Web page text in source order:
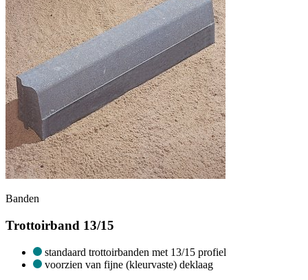
Banden
Trottoirband 13/15
standaard trottoirbanden met 13/15 profiel
voorzien van fijne (kleurvaste) deklaag